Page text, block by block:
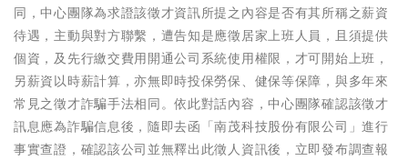
同，中心團隊為求證該徵才資訊所提之內容是否有其所稱之薪資
待遇，主動與對方聯繫，遭告知是應徵居家上班人員，且須提供
個資，及先行繳交費用開通公司系統使用權限，才可開始上班，
另薪資以時薪計算，亦無即時投保勞保、健保等保障，與多年來
常見之徵才詐騙手法相同。依此對話內容，中心團隊確認該徵才
訊息應為詐騙信息後，隨即去函「南茂科技股份有限公司」進行
事實查證，確認該公司並無釋出此徵人資訊後，立即發布調查報